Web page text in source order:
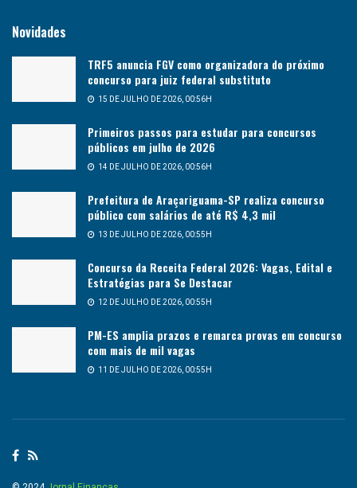
Novidades
TRF5 anuncia FGV como organizadora do próximo
concurso para juiz federal substituto
15 DE JULHO DE 2026, 00:56H
Primeiros passos para estudar para concursos
públicos em julho de 2026
14 DE JULHO DE 2026, 00:56H
Prefeitura de Araçariguama-SP realiza concurso
público com salários de até R$ 4,3 mil
13 DE JULHO DE 2026, 00:55H
Concurso da Receita Federal 2026: Vagas, Edital e
Estratégias para Se Destacar
12 DE JULHO DE 2026, 00:55H
PM-ES amplia prazos e remarca provas em concurso
com mais de mil vagas
11 DE JULHO DE 2026, 00:55H